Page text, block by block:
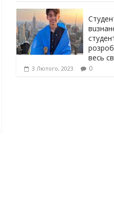
весь
3 Лютого, 2023 0